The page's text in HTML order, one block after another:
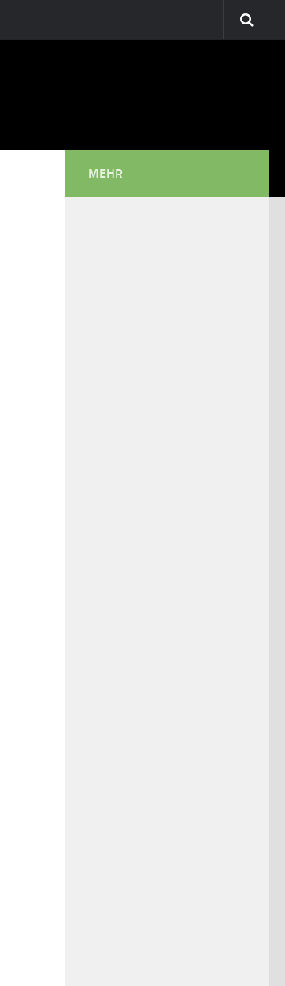
MEHR